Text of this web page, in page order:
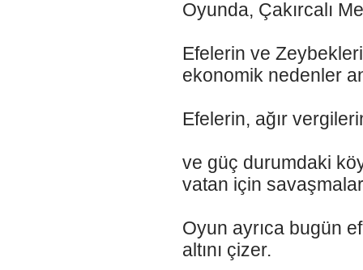
Oyunda, Çakırcalı
Efelerin ve
ekonomik nedenler
Efelerin, ağır
ve güç durumdaki
vatan için
Oyun ayrıca bugün
altını çizer.